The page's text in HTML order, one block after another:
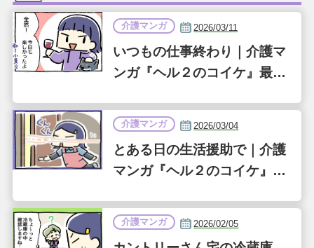
介護マンガ 2026/03/11
いつもの仕事終わり｜介護マ
ンガ『ヘル２のコイケ』最終
介護マンガ 2026/03/04
とある日の生活援助で｜介護
マンガ『ヘル２のコイケ』第
介護マンガ 2026/02/05